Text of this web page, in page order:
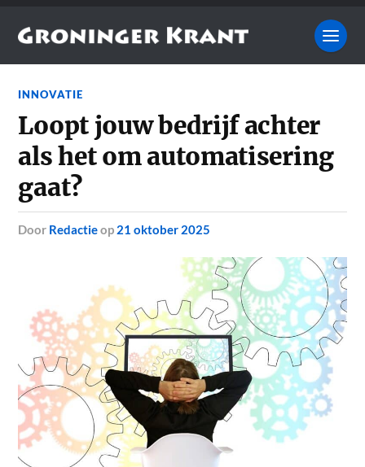
INNOVATIE
Loopt jouw bedrijf achter
als het om automatisering
gaat?
door Redactieop 21 oktober 2025